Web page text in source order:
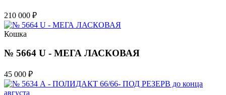
210 000 ₽
Кошка
№ 5664 U - МЕГА ЛАСКОВАЯ
45 000 ₽